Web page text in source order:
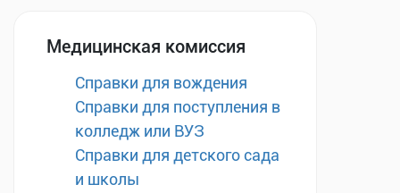
Медицинская комиссия
Справки для вождения
Справки для поступления в
колледж или ВУЗ
Справки для детского сада
и школы